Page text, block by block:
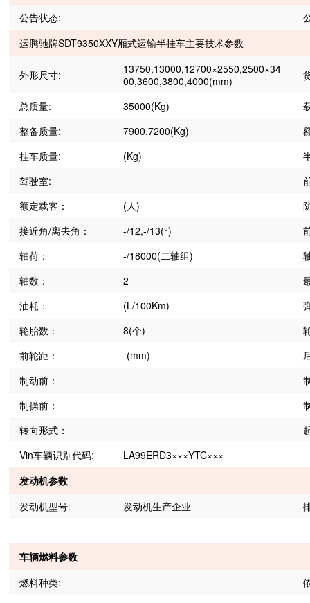
公告状态:
运腾驰牌SDT9350XXY厢式运输半挂车主要技术参数
外形尺寸:
13750,13000,12700×2550,2500×34
00,3600,3800,4000(mm)
总质量: 35000(Kg)
整备质量:
7900,7200(Kg)
挂车质量:
(Kg)
驾驶室:
额定载客：
(人)
接近角/离去角：
-/12,-/13(°)
轴荷：
-/18000(二轴组)
轴数：
2
油耗：
(L/100Km)
轮胎数：
8(个)
前轮距：
-(mm)
制动前：
制操前：
转向形式：
Vin车辆识别代码:
LA99ERD3×××YTC×××
发动机参数
发动机型号:
发动机生产企业
车辆燃料参数
燃料种类: